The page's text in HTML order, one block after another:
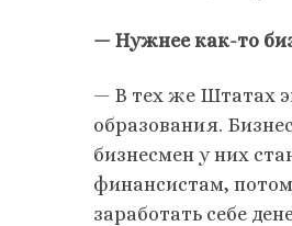
— Нужнее как-то
— В тех же Штатах
образования.
бизнесмен у них
финансистам,
заработать себе